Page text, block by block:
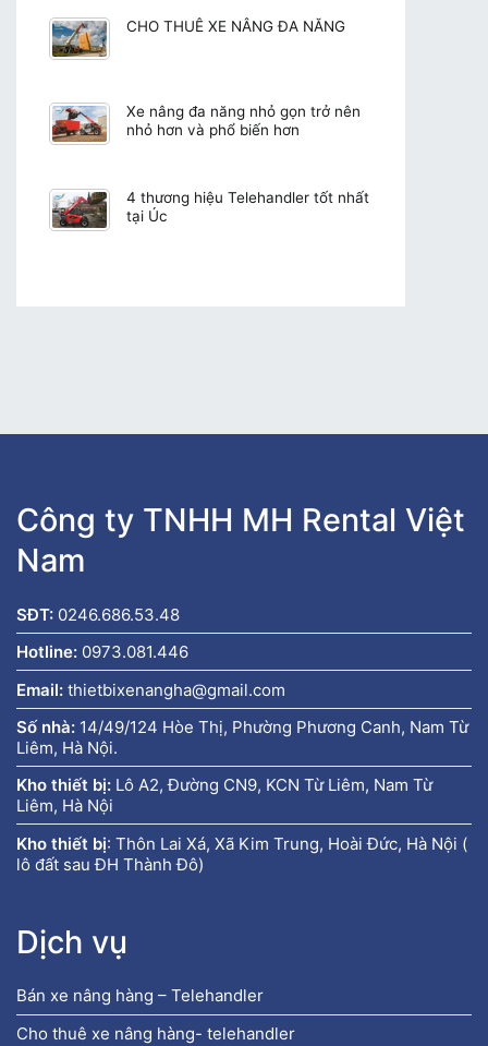
CHO THUÊ XE NÂNG ĐA NĂNG
Xe nâng đa năng nhỏ gọn trở nên
nhỏ hơn và phổ biến hơn
4 thương hiệu Telehandler tốt nhất
tại Úc
Công ty TNHH MH Rental Việt
Nam
SĐT: 0246.686.53.48
Hotline: 0973.081.446
Email: thietbixenangha@gmail.com
Số nhà: 14/49/124 Hòe Thị, Phường Phương Canh, Nam Từ
Liêm, Hà Nội.
Kho thiết bị: Lô A2, Đường CN9, KCN Từ Liêm, Nam Từ
Liêm, Hà Nội
Kho thiết bị: Thôn Lai Xá, Xã Kim Trung, Hoài Đức, Hà Nội (
lô đất sau ĐH Thành Đô)
Dịch vụ
Bán xe nâng hàng – Telehandler
Cho thuê xe nâng hàng- telehandler